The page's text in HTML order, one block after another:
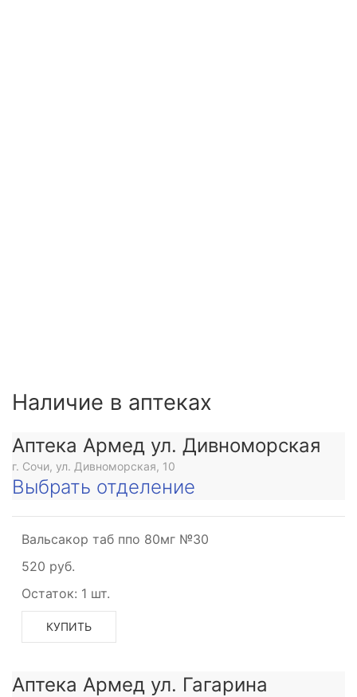
Наличие в аптеках
Аптека Армед ул. Дивноморская
г. Сочи, ул. Дивноморская, 10
Выбрать отделение
Вальсакор таб ппо 80мг №30
520 руб.
Остаток: 1 шт.
КУПИТЬ
Аптека Армед ул. Гагарина